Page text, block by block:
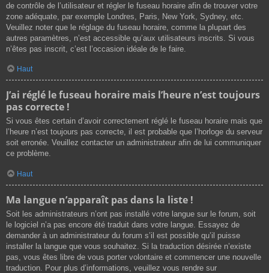
de contrôle de l’utilisateur et régler le fuseau horaire afin de trouver votre
zone adéquate, par exemple Londres, Paris, New York, Sydney, etc.
Veuillez noter que le réglage du fuseau horaire, comme la plupart des
autres paramètres, n’est accessible qu’aux utilisateurs inscrits. Si vous
n’êtes pas inscrit, c’est l’occasion idéale de le faire.
Haut
J’ai réglé le fuseau horaire mais l’heure n’est toujours
pas correcte !
Si vous êtes certain d’avoir correctement réglé le fuseau horaire mais que
l’heure n’est toujours pas correcte, il est probable que l’horloge du serveur
soit erronée. Veuillez contacter un administrateur afin de lui communiquer
ce problème.
Haut
Ma langue n’apparaît pas dans la liste !
Soit les administrateurs n’ont pas installé votre langue sur le forum, soit
le logiciel n’a pas encore été traduit dans votre langue. Essayez de
demander à un administrateur du forum s’il est possible qu’il puisse
installer la langue que vous souhaitez. Si la traduction désirée n’existe
pas, vous êtes libre de vous porter volontaire et commencer une nouvelle
traduction. Pour plus d’informations, veuillez vous rendre sur